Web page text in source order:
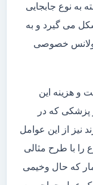
به نوع جابجایی
می گیرد و به
خصوصی
و هزینه این
پزشکی که در
نیز از این عوامل
با طرح مثالی
که حال وخیمی